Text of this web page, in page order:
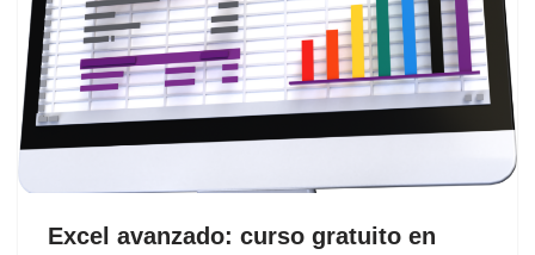
Excel avanzado: curso gratuito en